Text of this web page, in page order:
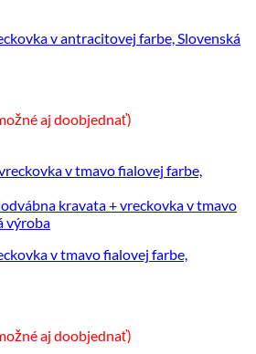
v antracitovej farbe, Slovenská
aj doobjednať)
v tmavo fialovej farbe,
aj doobjednať)